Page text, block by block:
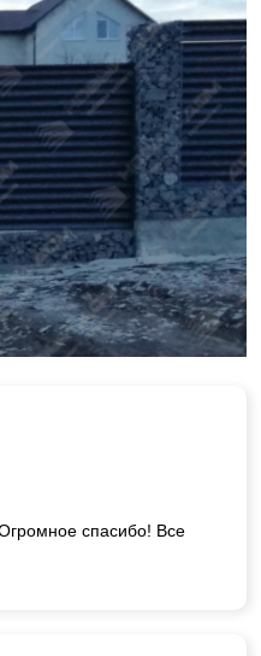
спасибо! Все